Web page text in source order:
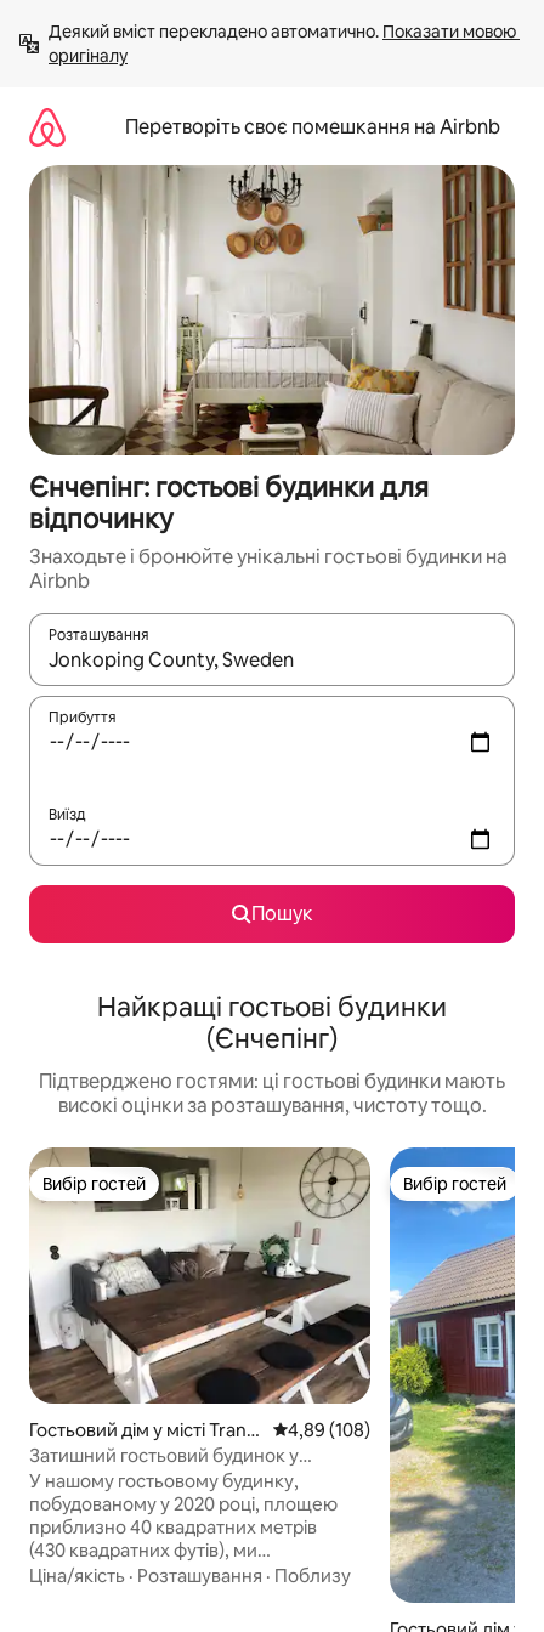
вмісту
Деякий вміст перекладено автоматично. Показати мовою
оригіналу
Перетворіть своє помешкання на Airbnb
Єнчепінг: гостьові будинки для
відпочинку
Знаходьте і бронюйте унікальні гостьові будинки на
Airbnb
Розташування
Отримавши результати пошуку, використовуйте для
Прибуття
Виїзд
Пошук
Найкращі гостьові будинки
(Єнчепінг)
Підтверджено гостями: ці гостьові будинки мають
високі оцінки за розташування, чистоту тощо.
Вибір гостей
Вибір гостей
Гостьовий дім у місті Tranå
s
Середня оцінка: 4,89 з 5,
4,89 (108)
Затишний гостьовий будинок у
спільноті Sommen
У нашому гостьовому будинку,
побудованому у 2020 році, площею
приблизно 40 квадратних метрів
(430 квадратних футів), ми
використовували простір для
Ціна/якість · Розташування · Поблизу
Вибір гостей
Вибір гостей